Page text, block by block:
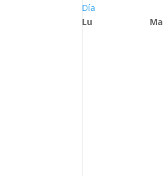
Día
Lu
Ma